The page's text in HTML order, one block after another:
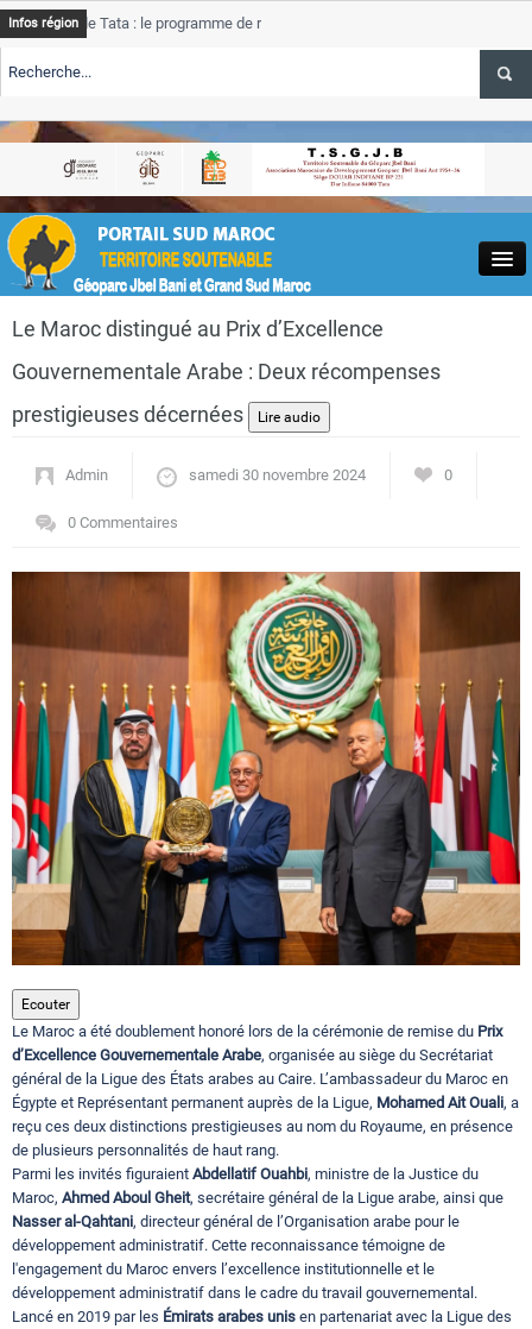
Close
Actualités
Tourisme
Régions
Hotels
Evenements
Contact
Infos région
de Tata : le programme de rehabilitation post-inondations
TSGJB Tourisme : l’ONMT renforce l’aerien a Dakhla et
Tata
service
TSGJB Tourisme au Maroc : Transavia renforce les vols Paris-
Le Maroc distingué au Prix d’Excellence
Gouvernementale Arabe : Deux récompenses
prestigieuses décernées
Admin samedi 30 novembre 2024 0
0 Commentaires
Ecouter
Le Maroc a été doublement honoré lors de la cérémonie de remise du Prix
d’Excellence Gouvernementale Arabe, organisée au siège du Secrétariat
général de la Ligue des États arabes au Caire. L’ambassadeur du Maroc en
Égypte et Représentant permanent auprès de la Ligue, Mohamed Ait Ouali, a
reçu ces deux distinctions prestigieuses au nom du Royaume, en présence
de plusieurs personnalités de haut rang.
Parmi les invités figuraient Abdellatif Ouahbi, ministre de la Justice du
Maroc, Ahmed Aboul Gheit, secrétaire général de la Ligue arabe, ainsi que
Nasser al-Qahtani, directeur général de l’Organisation arabe pour le
développement administratif. Cette reconnaissance témoigne de
l'engagement du Maroc envers l’excellence institutionnelle et le
développement administratif dans le cadre du travail gouvernemental.
Lancé en 2019 par les Émirats arabes unis en partenariat avec la Ligue des